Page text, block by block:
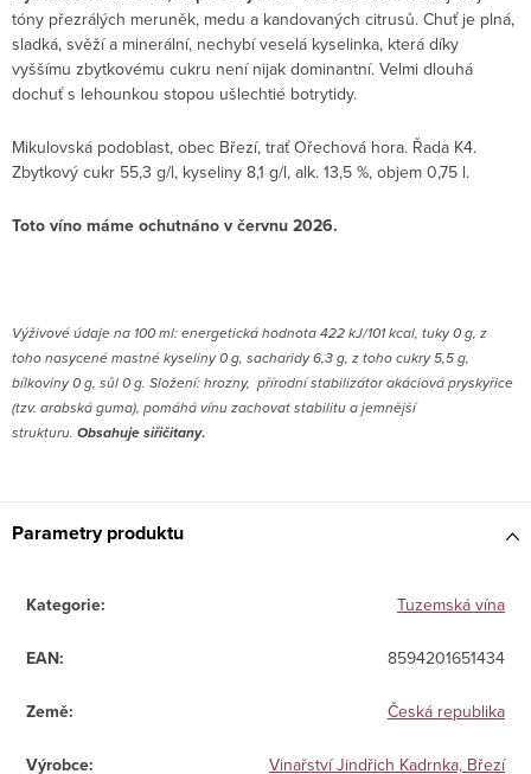
tóny přezrálých meruněk, medu a kandovaných citrusů. Chuť je plná,
sladká, svěží a minerální, nechybí veselá kyselinka, která díky
vyššímu zbytkovému cukru není nijak dominantní. Velmi dlouhá
dochuť s lehounkou stopou ušlechtié botrytidy.
Mikulovská podoblast, obec Březí, trať Ořechová hora. Řada K4.
Zbytkový cukr 55,3 g/l, kyseliny 8,1 g/l, alk. 13,5 %, objem 0,75 l.
Toto víno máme ochutnáno v červnu 2026.
Výživové údaje na 100 ml: energetická hodnota 422 kJ/101 kcal, tuky 0 g, z
toho nasycené mastné kyseliny 0 g, sacharidy 6,3 g, z toho cukry 5,5 g,
bílkoviny 0 g, sůl 0 g. Složení: hrozny, přírodní stabilizátor akáciová pryskyřice
(tzv. arabská guma), pomáhá vínu zachovat stabilitu a jemnější
strukturu. Obsahuje siřičitany.
Parametry produktu
Kategorie: Tuzemská vína
EAN: 8594201651434
Země: Česká republika
Výrobce: Vinařství Jindřich Kadrnka, Březí